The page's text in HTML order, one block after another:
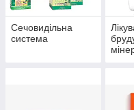
Сечовидільна
система